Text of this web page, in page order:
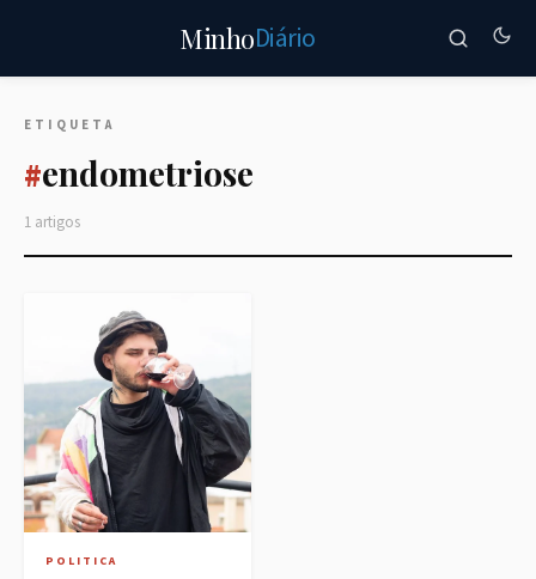
MinhoDiário
ETIQUETA
#endometriose
1 artigos
POLITICA